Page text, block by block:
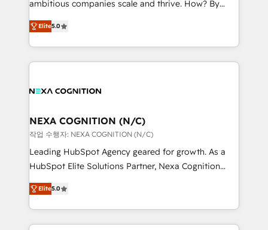
Mindedness, and Clarity. We are driven to win for the
collective good of the company and its clientele, and
ambitious companies scale and thrive. How? By
upgrading and streamlining every single revenue-
generating aspect of your business. We’re proud
HubSpot Elite Solutions Partners and devout CRM
nerds who can harness HubSpot’s custom digital
experience. Working hand-in-hand with your team,
traffic, generates better leads and crushes your
revenue goals. We've worked with thousands of
HubSpot customers and we'd love to work with you
too! Clients come to us for: Advanced CRM solutions
HubSpot Data System Migrations between systems
to HubSpot New lead generation strategies Time-
Elite5.0
NEXA COGNITION (N/C)
작업 수행자: NEXA COGNITION (N/C)
Leading HubSpot Agency geared for growth. As a
HubSpot Elite Solutions Partner, Nexa Cognition
ranks in the top 1% of global HubSpot Partners and
has been one of the longest-standing partners since
2012. We empower businesses to harness the full
potential of HubSpot by combining strategic
Elite5.0